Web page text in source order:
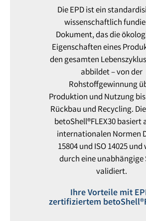
Die EPD ist ein
wissenschaftlich
Dokument, das die
Eigenschaften eines
den gesamten
abbildet – von der
Rohstoffgewinnung
Produktion und Nutzung
Rückbau und Recycling.
betoShell®FLEX30 basiert
internationalen Normen
15804 und ISO 14025
durch eine unabhängige
validiert.
Ihre Vorteile mit
zertifiziertem